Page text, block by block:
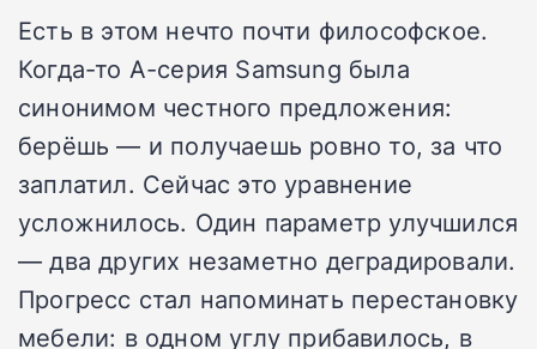
Есть в этом нечто почти философское.
Когда-то A-серия Samsung была
синонимом честного предложения:
берёшь — и получаешь ровно то, за что
заплатил. Сейчас это уравнение
усложнилось. Один параметр улучшился
— два других незаметно деградировали.
Прогресс стал напоминать перестановку
мебели: в одном углу прибавилось, в